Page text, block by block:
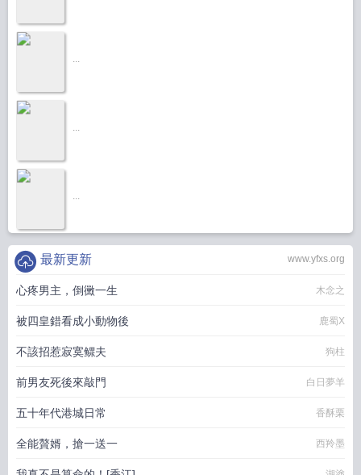
...
...
...
www.yfxs.org
最新更新
心疼男主，倒黴一生 木念之
被四皇錯看成小動物後 鹿蜀X
不該招惹寂寞鳏夫 狗柱
前男友死後來敲門 白日夢羊
五十年代港城日常 香酥栗
全能贅婿，搶一送一 西羚墨